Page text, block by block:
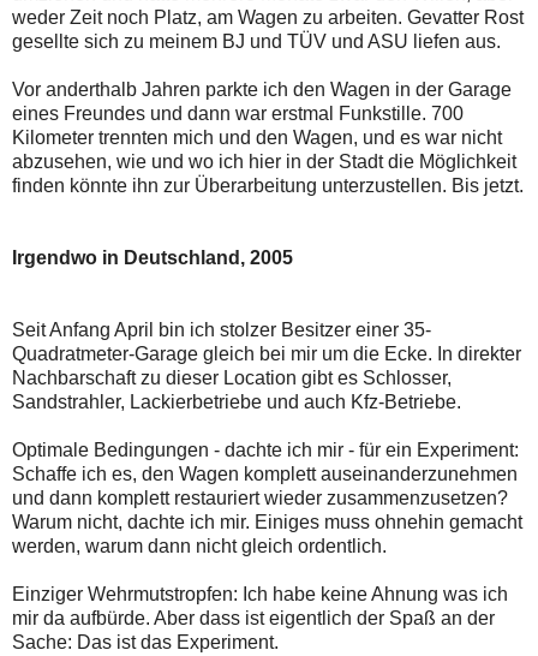
weder Zeit noch Platz, am Wagen zu arbeiten. Gevatter Rost
gesellte sich zu meinem BJ und TÜV und ASU liefen aus.
Vor anderthalb Jahren parkte ich den Wagen in der Garage
eines Freundes und dann war erstmal Funkstille. 700
Kilometer trennten mich und den Wagen, und es war nicht
abzusehen, wie und wo ich hier in der Stadt die Möglichkeit
finden könnte ihn zur Überarbeitung unterzustellen. Bis jetzt.
Irgendwo in Deutschland, 2005
Seit Anfang April bin ich stolzer Besitzer einer 35-
Quadratmeter-Garage gleich bei mir um die Ecke. In direkter
Nachbarschaft zu dieser Location gibt es Schlosser,
Sandstrahler, Lackierbetriebe und auch Kfz-Betriebe.
Optimale Bedingungen - dachte ich mir - für ein Experiment:
Schaffe ich es, den Wagen komplett auseinanderzunehmen
und dann komplett restauriert wieder zusammenzusetzen?
Warum nicht, dachte ich mir. Einiges muss ohnehin gemacht
werden, warum dann nicht gleich ordentlich.
Einziger Wehrmutstropfen: Ich habe keine Ahnung was ich
mir da aufbürde. Aber dass ist eigentlich der Spaß an der
Sache: Das ist das Experiment.